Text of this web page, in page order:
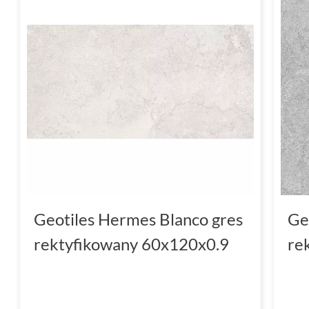
Geotiles Hermes Blanco gres
rektyfikowany 60x120x0.9